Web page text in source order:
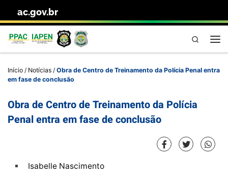
Skip to content
ac.gov.br
Pesquisa
Início / Notícias / Obra de Centro de Treinamento da Polícia Penal entra
em fase de conclusão
Obra de Centro de Treinamento da Polícia
Penal entra em fase de conclusão
Isabelle Nascimento